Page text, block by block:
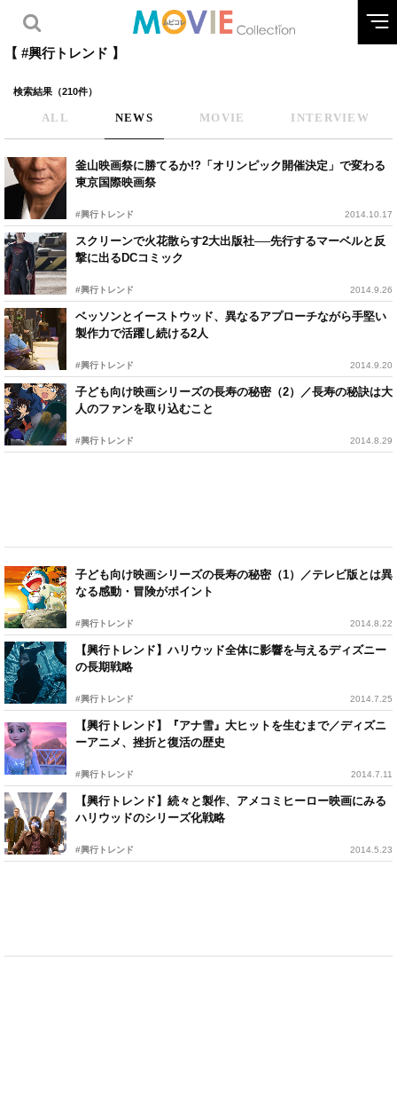
【 #興行トレンド 】
検索結果（210件）
ALL NEWS MOVIE INTERVIEW
釜山映画祭に勝てるか!?「オリンピック開催決定」で変わる
東京国際映画祭
#興行トレンド 2014.10.17
スクリーンで火花散らす2大出版社──先行するマーベルと反
撃に出るDCコミック
#興行トレンド 2014.9.26
ベッソンとイーストウッド、異なるアプローチながら手堅い
製作力で活躍し続ける2人
#興行トレンド 2014.9.20
子ども向け映画シリーズの長寿の秘密（2）／長寿の秘訣は大
人のファンを取り込むこと
#興行トレンド 2014.8.29
子ども向け映画シリーズの長寿の秘密（1）／テレビ版とは異
なる感動・冒険がポイント
#興行トレンド 2014.8.22
【興行トレンド】ハリウッド全体に影響を与えるディズニー
の長期戦略
#興行トレンド 2014.7.25
【興行トレンド】『アナ雪』大ヒットを生むまで／ディズニ
ーアニメ、挫折と復活の歴史
#興行トレンド 2014.7.11
【興行トレンド】続々と製作、アメコミヒーロー映画にみる
ハリウッドのシリーズ化戦略
#興行トレンド 2014.5.23